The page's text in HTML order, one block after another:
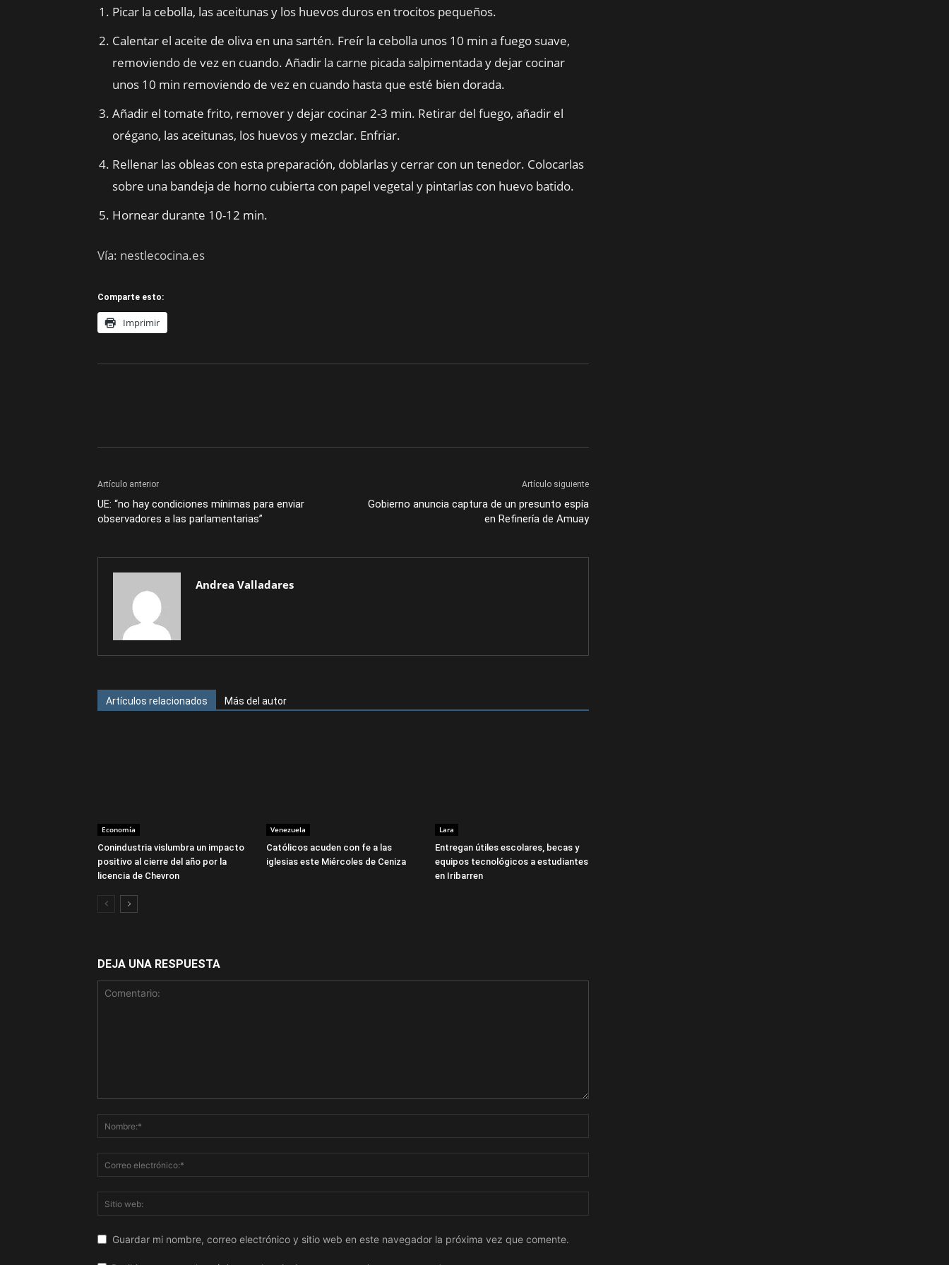
Picar la cebolla, las aceitunas y los huevos duros en trocitos pequeños.
Calentar el aceite de oliva en una sartén. Freír la cebolla unos 10 min a fuego suave,
removiendo de vez en cuando. Añadir la carne picada salpimentada y dejar cocinar
unos 10 min removiendo de vez en cuando hasta que esté bien dorada.
Añadir el tomate frito, remover y dejar cocinar 2-3 min. Retirar del fuego, añadir el
orégano, las aceitunas, los huevos y mezclar. Enfriar.
Rellenar las obleas con esta preparación, doblarlas y cerrar con un tenedor. Colocarlas
sobre una bandeja de horno cubierta con papel vegetal y pintarlas con huevo batido.
Hornear durante 10-12 min.
Vía: nestlecocina.es
Comparte esto:
Imprimir
Artículo anterior
UE: “no hay condiciones mínimas para enviar
observadores a las parlamentarias”
Artículo siguiente
Gobierno anuncia captura de un presunto espía
en Refinería de Amuay
Andrea Valladares
Artículos relacionados Más del autor
Economía
Conindustria vislumbra un impacto
positivo al cierre del año por la
licencia de Chevron
Venezuela
Católicos acuden con fe a las
iglesias este Miércoles de Ceniza
Lara
Entregan útiles escolares, becas y
equipos tecnológicos a estudiantes
en Iribarren
DEJA UNA RESPUESTA
Guardar mi nombre, correo electrónico y sitio web en este navegador la próxima vez que comente.